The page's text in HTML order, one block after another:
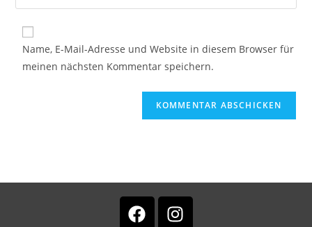
Name, E-Mail-Adresse und Website in diesem Browser für
meinen nächsten Kommentar speichern.